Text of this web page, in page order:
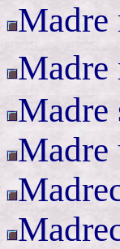
Madre
Madre